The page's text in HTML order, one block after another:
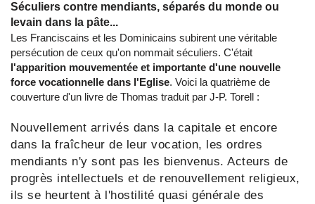
Séculiers contre mendiants, séparés du monde ou
levain dans la pâte...
Les Franciscains et les Dominicains subirent une véritable
persécution de ceux qu'on nommait séculiers. C'était
l'apparition mouvementée et importante d'une nouvelle
force vocationnelle dans l'Eglise. Voici la quatrième de
couverture d'un livre de Thomas traduit par J-P. Torell :
Nouvellement arrivés dans la capitale et encore
dans la fraîcheur de leur vocation, les ordres
mendiants n'y sont pas les bienvenus. Acteurs de
progrès intellectuels et de renouvellement religieux,
ils se heurtent à l'hostilité quasi générale des